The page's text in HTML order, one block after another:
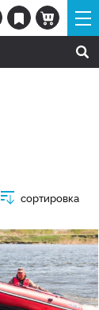
сортировка